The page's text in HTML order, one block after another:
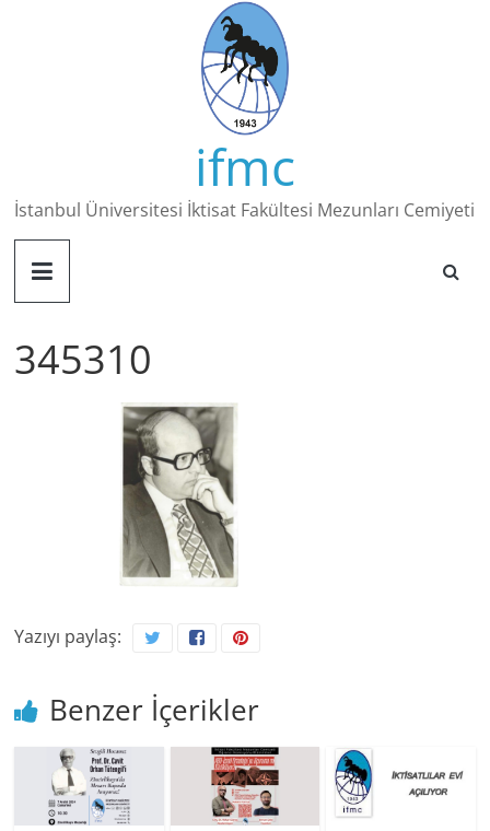
ifmc
İstanbul Üniversitesi İktisat Fakültesi Mezunları Cemiyeti
345310
Yazıyı paylaş:
Benzer İçerikler